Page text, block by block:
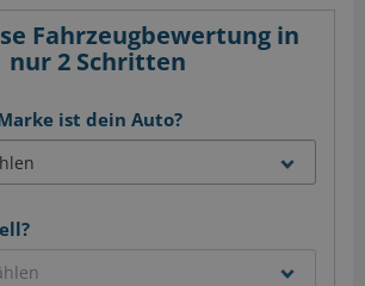
Fahrzeugbewertung in
nur 2 Schritten
ist dein Auto?